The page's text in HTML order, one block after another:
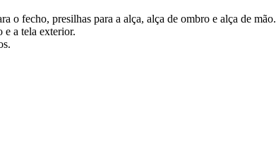
o fecho, presilhas para a alça, alça de ombro e alça de mão.
e a tela exterior.